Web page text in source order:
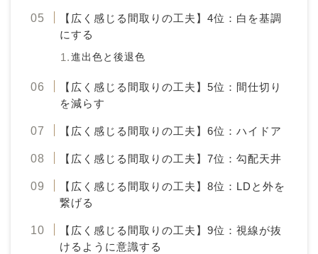
【広く感じる間取りの工夫】4位：白を基調
にする
進出色と後退色
【広く感じる間取りの工夫】5位：間仕切り
を減らす
【広く感じる間取りの工夫】6位：ハイドア
【広く感じる間取りの工夫】7位：勾配天井
【広く感じる間取りの工夫】8位：LDと外を
繋げる
【広く感じる間取りの工夫】9位：視線が抜
けるように意識する